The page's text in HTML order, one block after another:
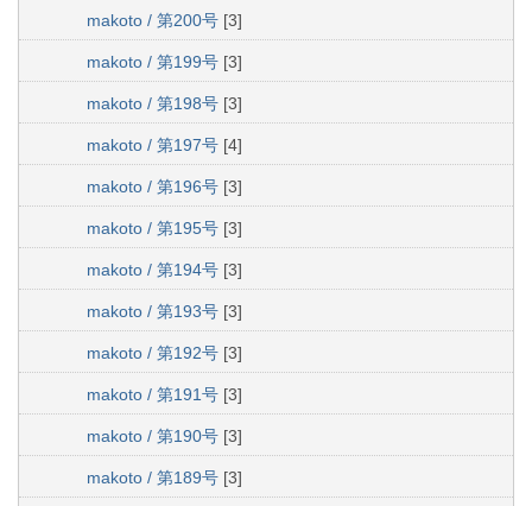
makoto / 第200号 [3]
makoto / 第199号 [3]
makoto / 第198号 [3]
makoto / 第197号 [4]
makoto / 第196号 [3]
makoto / 第195号 [3]
makoto / 第194号 [3]
makoto / 第193号 [3]
makoto / 第192号 [3]
makoto / 第191号 [3]
makoto / 第190号 [3]
makoto / 第189号 [3]